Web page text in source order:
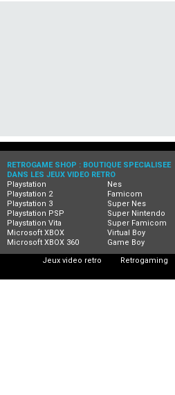
RETROGAME SHOP : BOUTIQUE SPECIALISEE
DANS LES JEUX VIDEO RETRO
Playstation
Playstation 2
Playstation 3
Playstation PSP
Playstation Vita
Microsoft XBOX
Microsoft XBOX 360
Nes
Famicom
Super Nes
Super Nintendo
Super Famicom
Virtual Boy
Game Boy
Jeux video retro Retrogaming